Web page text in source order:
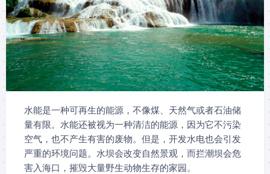
水能是一种可再生的能源，不像煤、天然气或者石油储
量有限。水能还被视为一种清洁的能源，因为它不污染
空气，也不产生有害的废物。但是，开发水电也会引发
严重的环境问题。水坝会改变自然景观，而拦潮坝会危
害入海口，摧毁大量野生动物生存的家园。